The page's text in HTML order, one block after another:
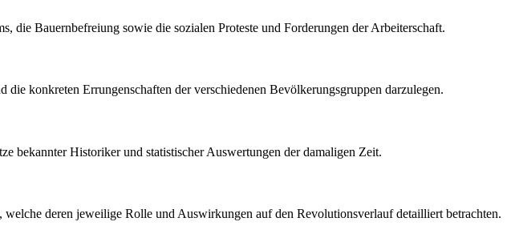
die Bauernbefreiung sowie die sozialen Proteste und Forderungen der Arbeiterschaft.
konkreten Errungenschaften der verschiedenen Bevölkerungsgruppen darzulegen.
bekannter Historiker und statistischer Auswertungen der damaligen Zeit.
deren jeweilige Rolle und Auswirkungen auf den Revolutionsverlauf detailliert betrachten.